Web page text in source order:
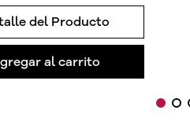
del Producto
al carrito